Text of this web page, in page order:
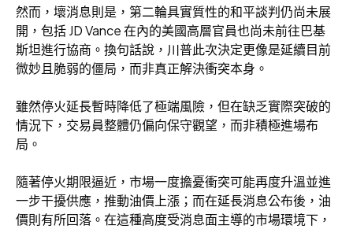
然而，壞消息則是，第二輪具實質性的和平談判仍尚未展
開，包括 JD Vance 在內的美國高層官員也尚未前往巴基
斯坦進行協商。換句話說，川普此次決定更像是延續目前
微妙且脆弱的僵局，而非真正解決衝突本身。
雖然停火延長暫時降低了極端風險，但在缺乏實際突破的
情況下，交易員整體仍偏向保守觀望，而非積極進場布
局。
隨著停火期限逼近，市場一度擔憂衝突可能再度升溫並進
一步干擾供應，推動油價上漲；而在延長消息公布後，油
價則有所回落。在這種高度受消息面主導的市場環境下，